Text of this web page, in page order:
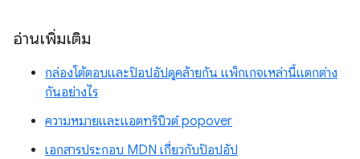
อ่านเพิ่มเติม
กล่องโต้ตอบและป๊อปอัปดูคล้ายกัน แพ็กเกจเหล่านี้แตกต่าง
กันอย่างไร
ความหมายและแอตทริบิวต์ popover
เอกสารประกอบ MDN เกี่ยวกับป๊อปอัป